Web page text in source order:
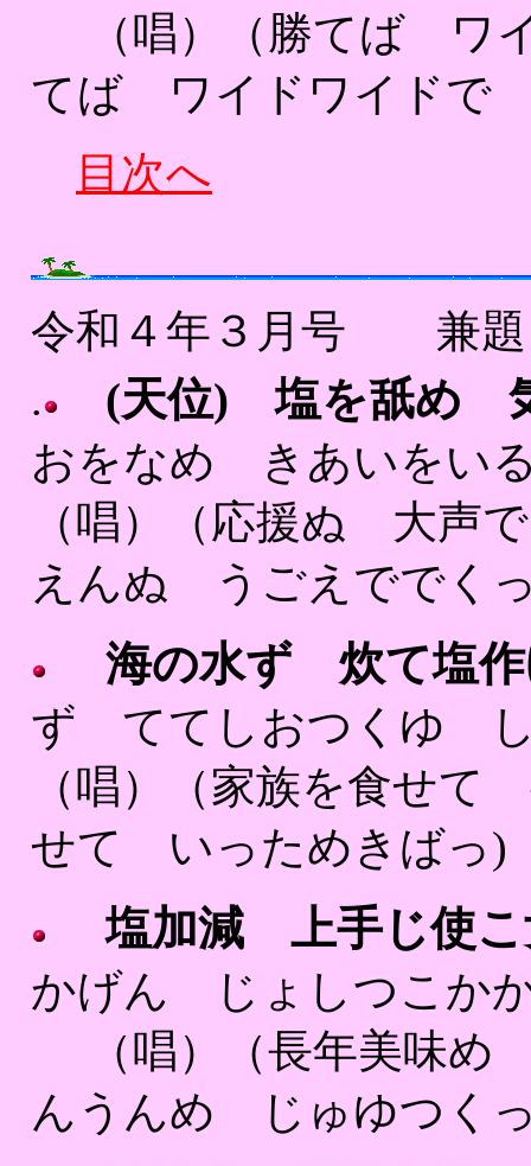
（唱）（勝てば ワ
てば ワイドワイドで
目次へ
令和４年３月号 兼
.
(天位) 塩を舐め
おをなめ きあいをい
（唱）（応援ぬ 大声
えんぬ うごえででく
海の水ず 炊て塩
ず ててしおつくゆ し
（唱）（家族を食せ
せて いっためきばっ)
塩加減 上手じ使
かげん じょしつこか
（唱）（長年美味め
んうんめ じゅゆ